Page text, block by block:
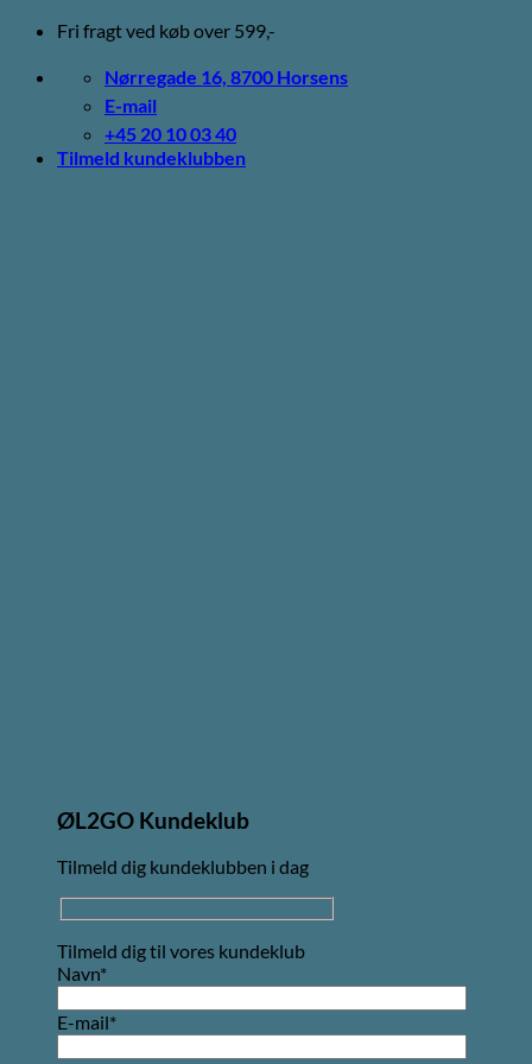
Fortsæt
indhold
Fri fragt ved køb over 599,-
Nørregade 16, 8700 Horsens
E-mail
+45 20 10 03 40
Tilmeld kundeklubben
ØL2GO Kundeklub
Tilmeld dig kundeklubben i dag
Tilmeld dig til vores kundeklub
Navn*
E-mail*